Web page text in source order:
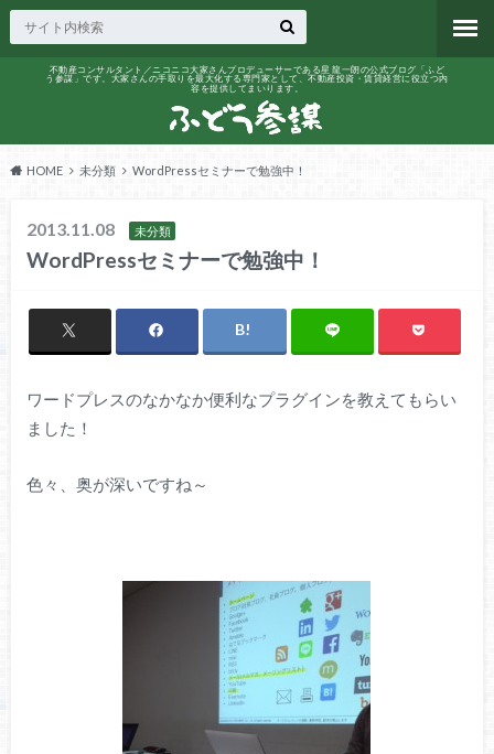
不動産コンサルタント／ニコニコ大家さんプロデューサーである星 龍一朗の公式ブログ「ふど
う参謀」です。大家さんの手取りを最大化する専門家として、不動産投資・賃貸経営に役立つ内
容を提供してまいります。
HOME 未分類 WordPressセミナーで勉強中！
2013.11.08 未分類
WordPressセミナーで勉強中！
ワードプレスのなかなか便利なプラグインを教えてもらい
ました！
色々、奥が深いですね～